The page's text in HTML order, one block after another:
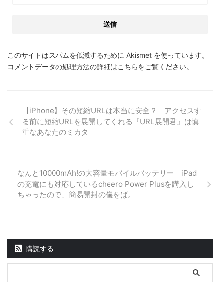
このサイトはスパムを低減するために Akismet を使っています。
コメントデータの処理方法の詳細はこちらをご覧ください。
【iPhone】その短縮URLは本当に安全？ アクセスす
る前に短縮URLを展開してくれる『URL展開君』は慎
重なあなたのミカタ
なんと10000mAh!の大容量モバイルバッテリー iPad
の充電にも対応しているcheero Power Plusを購入し
ちゃったので、簡易開封の儀をば。
購読する